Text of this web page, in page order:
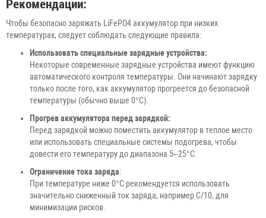
Рекомендации:
Чтобы безопасно заряжать LiFePO4 аккумулятор при низких
температурах, следует соблюдать следующие правила:
Использовать специальные зарядные устройства:
Некоторые современные зарядные устройства имеют функцию
автоматического контроля температуры. Они начинают зарядку
только после того, как аккумулятор прогреется до безопасной
температуры (обычно выше 0°C).
Прогрев аккумулятора перед зарядкой:
Перед зарядкой можно поместить аккумулятор в теплое место
или использовать специальные системы подогрева, чтобы
довести его температуру до диапазона 5–25°C.
Ограничение тока заряда:
При температуре ниже 0°C рекомендуется использовать
значительно сниженный ток заряда, например C/10, для
минимизации рисков.